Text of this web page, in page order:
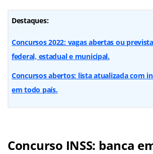
Destaques:
Concursos 2022: vagas abertas ou
federal, estadual e municipal.
Concursos abertos: lista atualizada com
em todo país.
Concurso INSS: banca